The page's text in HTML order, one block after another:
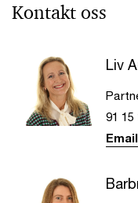
Kontakt oss
Liv
91 15
Email